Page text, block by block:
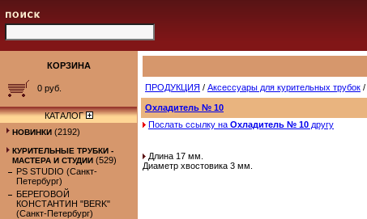
КОРЗИНА
0 руб.
КАТАЛОГ
НОВИНКИ (2192)
КУРИТЕЛЬНЫЕ ТРУБКИ -
МАСТЕРА И СТУДИИ (529)
PS STUDIO (Санкт-
Петербург)
БЕРЕГОВОЙ
КОНСТАНТИН "BERK"
(Санкт-Петербург)
ПРОДУКЦИЯ / Аксессуары для курительных трубок /
Охладитель № 10
Послать ссылку на Охладитель № 10 другу
Длина 17 мм.
Диаметр хвостовика 3 мм.